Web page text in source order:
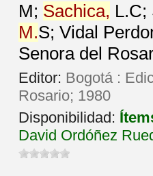
M; Sachica, L.C;
M.S; Vidal
Senora del
Editor: Bogotá :
Rosario; 1980
Disponibilidad:
David Ordóñez